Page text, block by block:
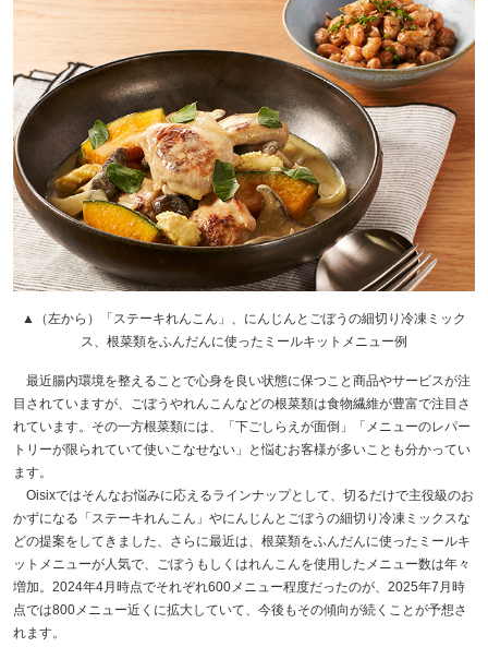
▲（左から）「ステーキれんこん」、にんじんとごぼうの細切り冷凍ミック
ス、根菜類をふんだんに使ったミールキットメニュー例
最近腸内環境を整えることで心身を良い状態に保つこと商品やサービスが注
目されていますが、ごぼうやれんこんなどの根菜類は食物繊維が豊富で注目さ
れています。その一方根菜類には、「下ごしらえが面倒」「メニューのレパー
トリーが限られていて使いこなせない」と悩むお客様が多いことも分かってい
ます。
Oisixではそんなお悩みに応えるラインナップとして、切るだけで主役級のお
かずになる「ステーキれんこん」やにんじんとごぼうの細切り冷凍ミックスな
どの提案をしてきました、さらに最近は、根菜類をふんだんに使ったミールキ
ットメニューが人気で、ごぼうもしくはれんこんを使用したメニュー数は年々
増加。2024年4月時点でそれぞれ600メニュー程度だったのが、2025年7月時
点では800メニュー近くに拡大していて、今後もその傾向が続くことが予想さ
れます。